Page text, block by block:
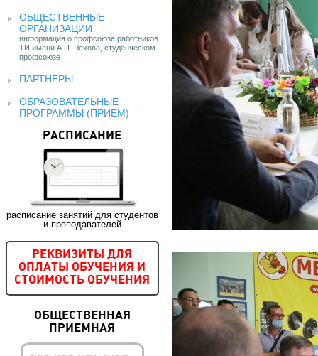
ОБЩЕСТВЕННЫЕ
ОРГАНИЗАЦИИ
информация о профсоюзе работников
ТИ имени А.П. Чехова, студенческом
профсоюзе
ПАРТНЕРЫ
ОБРАЗОВАТЕЛЬНЫЕ
ПРОГРАММЫ (ПРИЕМ)
РАСПИСАНИЕ
расписание занятий для студентов
и преподавателей
РЕКВИЗИТЫ ДЛЯ
ОПЛАТЫ ОБУЧЕНИЯ И
СТОИМОСТЬ ОБУЧЕНИЯ
ОБЩЕСТВЕННАЯ
ПРИЕМНАЯ